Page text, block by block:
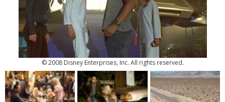
© 2008 Disney Enterprises, Inc. All rights reserved.